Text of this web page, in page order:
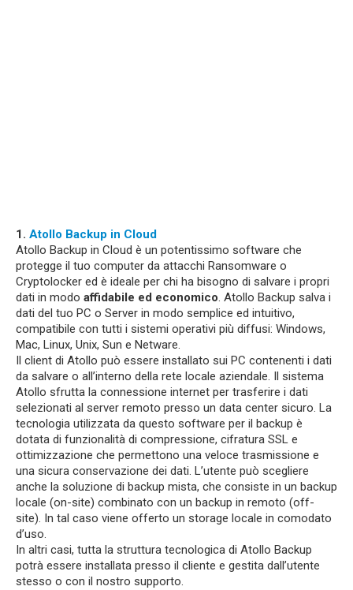
1. Atollo Backup in Cloud
Atollo Backup in Cloud è un potentissimo software che
protegge il tuo computer da attacchi Ransomware o
Cryptolocker ed è ideale per chi ha bisogno di salvare i propri
dati in modo affidabile ed economico. Atollo Backup salva i
dati del tuo PC o Server in modo semplice ed intuitivo,
compatibile con tutti i sistemi operativi più diffusi: Windows,
Mac, Linux, Unix, Sun e Netware.
Il client di Atollo può essere installato sui PC contenenti i dati
da salvare o all’interno della rete locale aziendale. Il sistema
Atollo sfrutta la connessione internet per trasferire i dati
selezionati al server remoto presso un data center sicuro. La
tecnologia utilizzata da questo software per il backup è
dotata di funzionalità di compressione, cifratura SSL e
ottimizzazione che permettono una veloce trasmissione e
una sicura conservazione dei dati. L’utente può scegliere
anche la soluzione di backup mista, che consiste in un backup
locale (on-site) combinato con un backup in remoto (off-
site). In tal caso viene offerto un storage locale in comodato
d’uso.
In altri casi, tutta la struttura tecnologica di Atollo Backup
potrà essere installata presso il cliente e gestita dall’utente
stesso o con il nostro supporto.